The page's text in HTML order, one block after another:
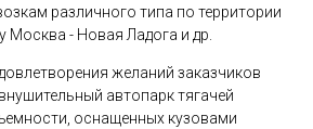
различного типа по территории
Москва - Новая Ладога и др.
желаний заказчиков
автопарк тягачей
оснащенных кузовами